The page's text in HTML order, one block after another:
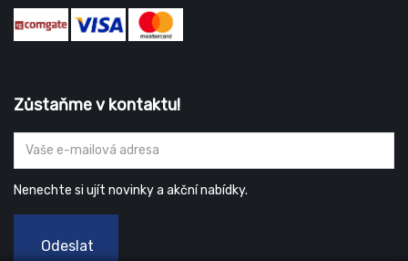
Zůstaňme v kontaktu!
Nenechte si ujít novinky a akční nabídky.
Odeslat